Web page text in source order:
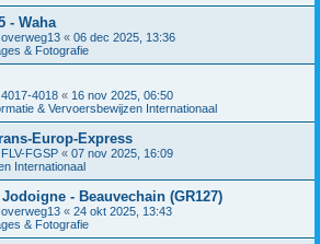
- Waha
overweg13 « 06 dec 2025, 13:36
& Fotografie
4017-4018 « 16 nov 2025, 06:50
& Vervoersbewijzen Internationaal
Europ-Express
FLV-FGSP « 07 nov 2025, 16:09
Internationaal
- Beauvechain (GR127)
overweg13 « 24 okt 2025, 13:43
& Fotografie